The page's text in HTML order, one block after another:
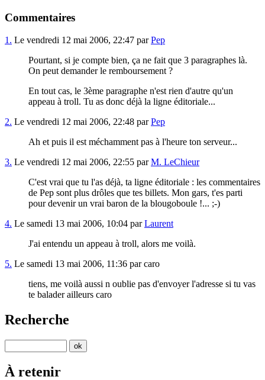
Commentaires
1. Le vendredi 12 mai 2006, 22:47 parPep
Pourtant, si je compte bien, ça ne fait que 3 paragraphes là.
On peut demander le remboursement ?
En tout cas, le 3ème paragraphe n'est rien d'autre qu'un
appeau à troll. Tu as donc déjà la ligne éditoriale...
2. Le vendredi 12 mai 2006, 22:48 parPep
Ah et puis il est méchamment pas à l'heure ton serveur...
3. Le vendredi 12 mai 2006, 22:55 parM. LeChieur
C'est vrai que tu l'as déjà, ta ligne éditoriale : les commentaires
de Pep sont plus drôles que tes billets. Mon gars, t'es parti
pour devenir un vrai baron de la blougoboule !... ;-)
4. Le samedi 13 mai 2006, 10:04 parLaurent
J'ai entendu un appeau à troll, alors me voilà.
5. Le samedi 13 mai 2006, 11:36 par caro
tiens, me voilà aussi n oublie pas d'envoyer l'adresse si tu vas
te balader ailleurs caro
Recherche
À retenir